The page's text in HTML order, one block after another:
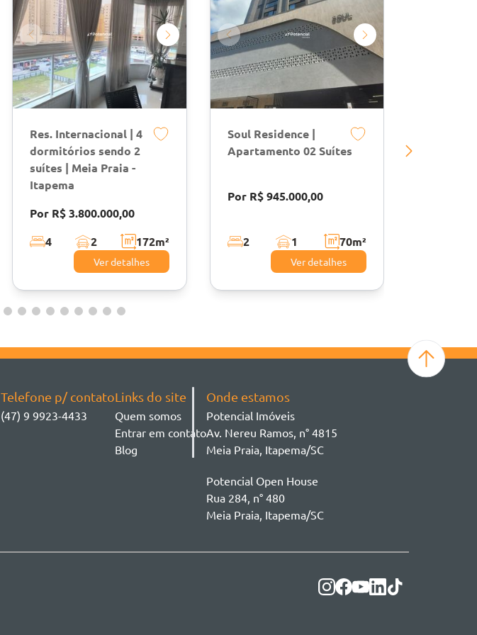
Res. Internacional | 4
dormitórios sendo 2
suítes | Meia Praia -
Itapema
Por R$ 3.800.000,00
4
2 172m²
Ver detalhes
Soul Residence |
Apartamento 02 Suítes
Por R$ 945.000,00
2 1 70m²
Ver detalhes
Telefone p/ contato
(47) 9 9923-4433
Links do site
Quem somos
Entrar em contato
Blog
Onde estamos
Potencial Imóveis
Av. Nereu Ramos, n° 4815
Meia Praia, Itapema/SC
Potencial Open House
Rua 284, n° 480
Meia Praia, Itapema/SC